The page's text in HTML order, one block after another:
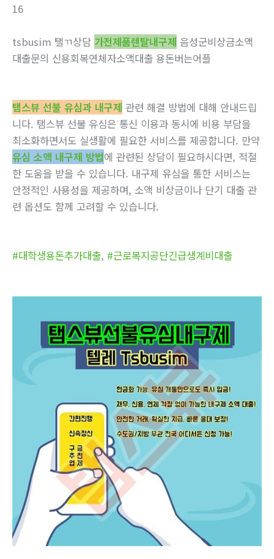
16
tsbusim 탤ㄲ상담 가전제품렌탈내구제 음성군비상금소액
대출문의 신용회복연체자소액대출 용돈버는어플
탬스뷰 선불 유심과 내구제 관련 해결 방법에 대해 안내드립
니다. 탬스뷰 선불 유심은 통신 이용과 동시에 비용 부담을
최소화하면서도 실생활에 필요한 서비스를 제공합니다. 만약
유심 소액 내구제 방법에 관련된 상담이 필요하시다면, 적절
한 도움을 받을 수 있습니다. 내구제 유심을 통한 서비스는
안정적인 사용성을 제공하며, 소액 비상금이나 단기 대출 관
련 옵션도 함께 고려할 수 있습니다.
#대학생용돈추가대출, #근로복지공단긴급생계비대출